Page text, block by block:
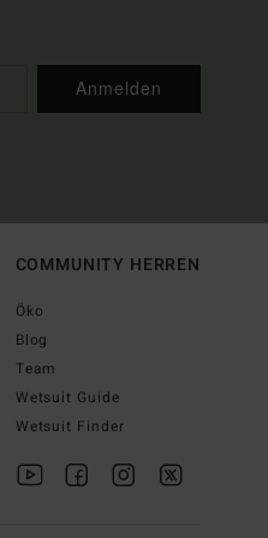
Anmelden
COMMUNITY HERREN
Öko
Blog
Team
Wetsuit Guide
Wetsuit Finder